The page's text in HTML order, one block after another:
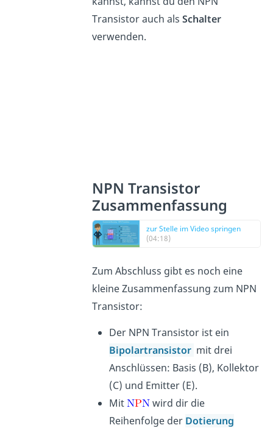
Transistor auch als Schalter
verwenden.
NPN Transistor
Zusammenfassung
zur Stelle im Video springen
(04:18)
Zum Abschluss gibt es noch eine
kleine Zusammenfassung zum NPN
Transistor:
Der NPN Transistor ist ein
Bipolartransistor mit drei
Anschlüssen: Basis (B), Kollektor
(C) und Emitter (E).
Mit
wird dir die
Reihenfolge der Dotierung